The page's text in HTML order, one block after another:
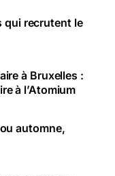
qui recrutent le
à Bruxelles :
à l’Atomium
automne,